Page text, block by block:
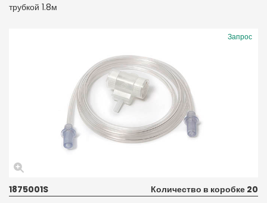
трубкой 1.8м
Запрос
1875001S
Количество в коробке 20